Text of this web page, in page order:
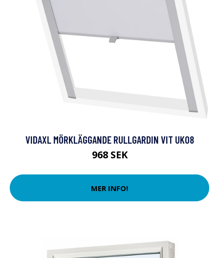
VIDAXL MÖRKLÄGGANDE RULLGARDIN VIT UK08
968 SEK
MER INFO!